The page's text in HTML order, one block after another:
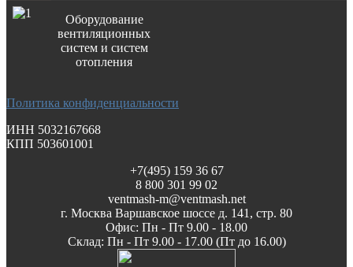
Оборудование
вентиляционных
систем и систем
отопления
Политика конфиденциальности
ИНН 5032167668
КПП 503601001
+7(495) 159 36 67
8 800 301 99 02
ventmash-m@ventmash.net
г. Москва Варшавское шоссе д. 141, стр. 80
Офис: Пн - Пт 9.00 - 18.00
Склад: Пн - Пт 9.00 - 17.00 (Пт до 16.00)